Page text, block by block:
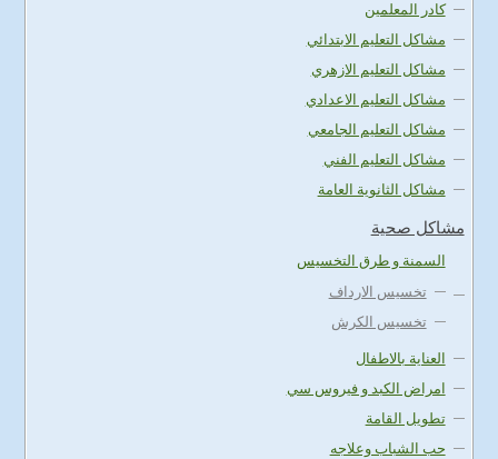
كادر المعلمين
مشاكل التعليم الابتدائي
مشاكل التعليم الازهري
مشاكل التعليم الاعدادي
مشاكل التعليم الجامعي
مشاكل التعليم الفني
مشاكل الثانوية العامة
مشاكل صحية
السمنة و طرق التخسيس
تخسيس الارداف
تخسيس الكرش
العناية بالاطفال
امراض الكبد و فيروس سي
تطويل القامة
حب الشباب وعلاجه